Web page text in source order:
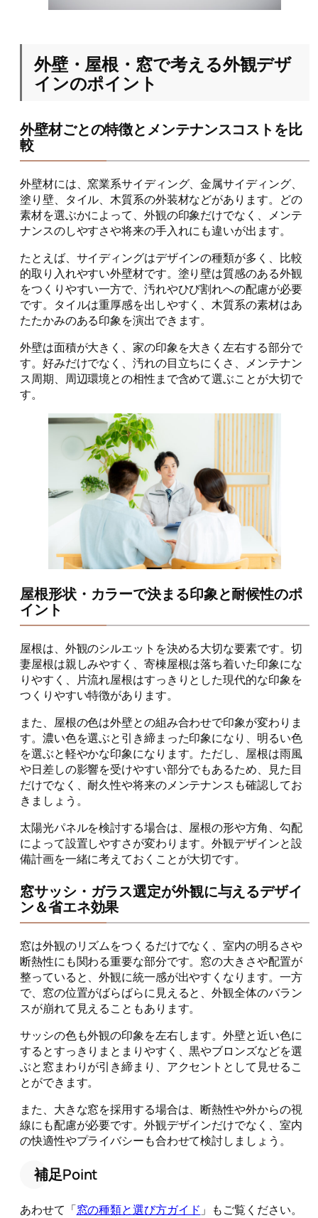
外壁・屋根・窓で考える外観デザ
インのポイント
外壁材ごとの特徴とメンテナンスコストを比
較
外壁材には、窯業系サイディング、金属サイディング、
塗り壁、タイル、木質系の外装材などがあります。どの
素材を選ぶかによって、外観の印象だけでなく、メンテ
ナンスのしやすさや将来の手入れにも違いが出ます。
たとえば、サイディングはデザインの種類が多く、比較
的取り入れやすい外壁材です。塗り壁は質感のある外観
をつくりやすい一方で、汚れやひび割れへの配慮が必要
です。タイルは重厚感を出しやすく、木質系の素材はあ
たたかみのある印象を演出できます。
外壁は面積が大きく、家の印象を大きく左右する部分で
す。好みだけでなく、汚れの目立ちにくさ、メンテナン
ス周期、周辺環境との相性まで含めて選ぶことが大切で
す。
屋根形状・カラーで決まる印象と耐候性のポ
イント
屋根は、外観のシルエットを決める大切な要素です。切
妻屋根は親しみやすく、寄棟屋根は落ち着いた印象にな
りやすく、片流れ屋根はすっきりとした現代的な印象を
つくりやすい特徴があります。
また、屋根の色は外壁との組み合わせで印象が変わりま
す。濃い色を選ぶと引き締まった印象になり、明るい色
を選ぶと軽やかな印象になります。ただし、屋根は雨風
や日差しの影響を受けやすい部分でもあるため、見た目
だけでなく、耐久性や将来のメンテナンスも確認してお
きましょう。
太陽光パネルを検討する場合は、屋根の形や方角、勾配
によって設置しやすさが変わります。外観デザインと設
備計画を一緒に考えておくことが大切です。
窓サッシ・ガラス選定が外観に与えるデザイ
ン＆省エネ効果
窓は外観のリズムをつくるだけでなく、室内の明るさや
断熱性にも関わる重要な部分です。窓の大きさや配置が
整っていると、外観に統一感が出やすくなります。一方
で、窓の位置がばらばらに見えると、外観全体のバラン
スが崩れて見えることもあります。
サッシの色も外観の印象を左右します。外壁と近い色に
するとすっきりまとまりやすく、黒やブロンズなどを選
ぶと窓まわりが引き締まり、アクセントとして見せるこ
とができます。
また、大きな窓を採用する場合は、断熱性や外からの視
線にも配慮が必要です。外観デザインだけでなく、室内
の快適性やプライバシーも合わせて検討しましょう。
補足Point
あわせて「窓の種類と選び方ガイド 」もご覧ください。